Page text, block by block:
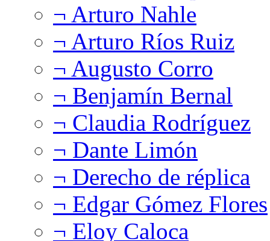
¬ Arturo Nahle
¬ Arturo Ríos Ruiz
¬ Augusto Corro
¬ Benjamín Bernal
¬ Claudia Rodríguez
¬ Dante Limón
¬ Derecho de réplica
¬ Edgar Gómez Flores
¬ Eloy Caloca